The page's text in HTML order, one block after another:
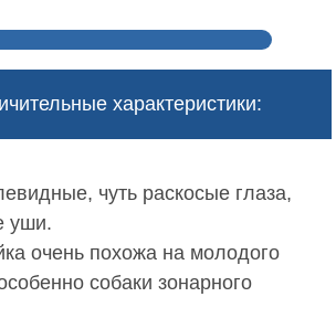
характеристики:
чуть раскосые глаза,
уши.
очень похожа на молодого
собаки зонарного